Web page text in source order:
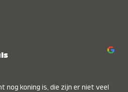
nog koning is, die zijn er niet veel